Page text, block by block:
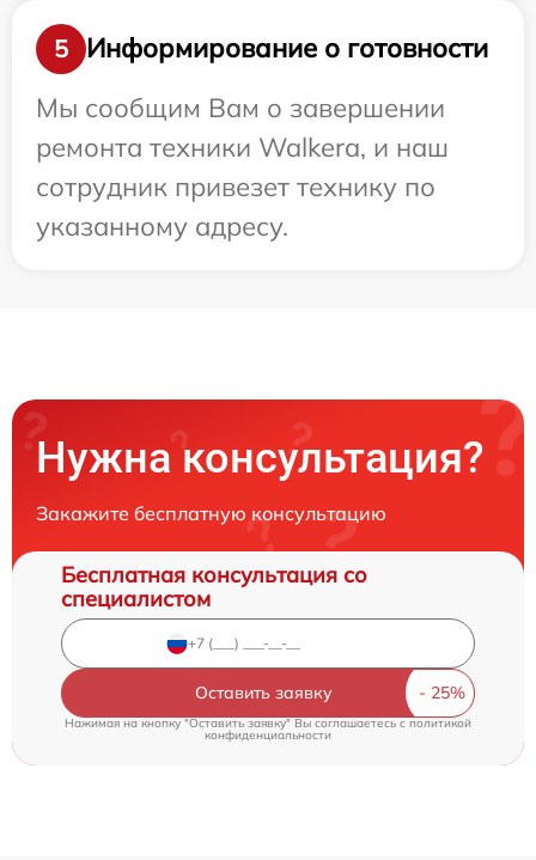
5
Информирование о готовности
Мы сообщим Вам о завершении
ремонта техники Walkera, и наш
сотрудник привезет технику по
указанному адресу.
Нужна консультация?
Закажите бесплатную консультацию
Бесплатная консультация со
специалистом
Оставить заявку
Нажимая на кнопку "Оставить заявку" Вы соглашаетесь cполитикой
конфиденциальности